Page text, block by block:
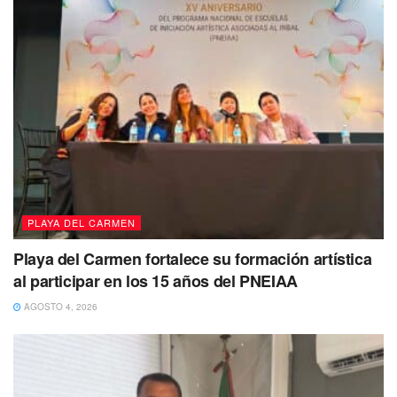
saneamiento ambiental,
en cuanto atransporte en actas
administrativas rezagadasy en multas por
incumplimiento a las disposiciones del
Código Fiscal
Municipal.
también incluye subsidios para la
PLAYA DEL CARMEN
Playa del Carmen fortalece su formación artística
al participar en los 15 años del PNEIAA
AGOSTO 4, 2026